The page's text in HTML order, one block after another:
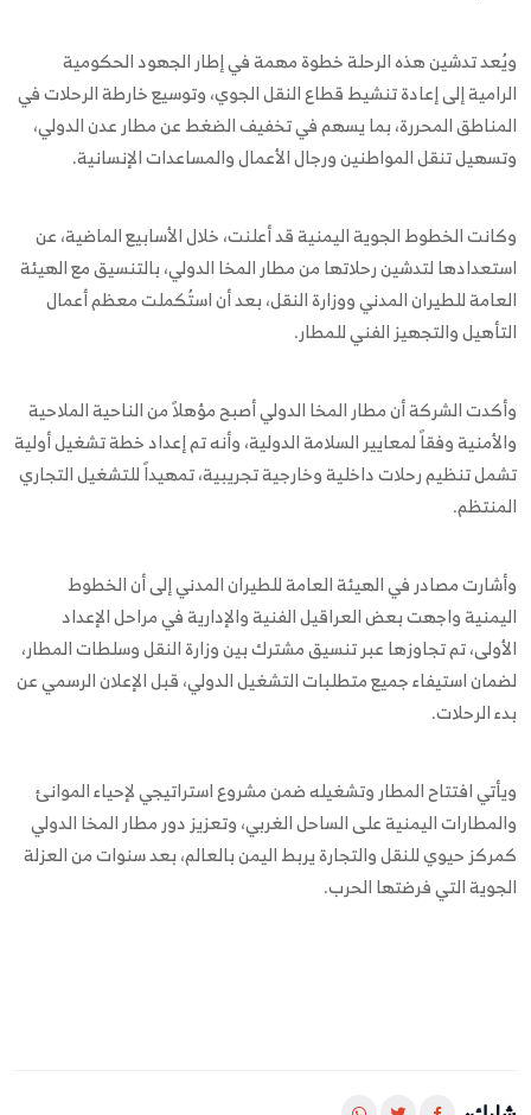
ويُعد تدشين هذه الرحلة خطوة مهمة في إطار الجهود الحكومية
الرامية إلى إعادة تنشيط قطاع النقل الجوي، وتوسيع خارطة الرحلات في
المناطق المحررة، بما يسهم في تخفيف الضغط عن مطار عدن الدولي،
وتسهيل تنقل المواطنين ورجال الأعمال والمساعدات الإنسانية.
وكانت الخطوط الجوية اليمنية قد أعلنت، خلال الأسابيع الماضية، عن
استعدادها لتدشين رحلاتها من مطار المخا الدولي، بالتنسيق مع الهيئة
العامة للطيران المدني ووزارة النقل، بعد أن استُكملت معظم أعمال
التأهيل والتجهيز الفني للمطار.
وأكدت الشركة أن مطار المخا الدولي أصبح مؤهلاً من الناحية الملاحية
والأمنية وفقاً لمعايير السلامة الدولية، وأنه تم إعداد خطة تشغيل أولية
تشمل تنظيم رحلات داخلية وخارجية تجريبية، تمهيداً للتشغيل التجاري
المنتظم.
وأشارت مصادر في الهيئة العامة للطيران المدني إلى أن الخطوط
اليمنية واجهت بعض العراقيل الفنية والإدارية في مراحل الإعداد
الأولى، تم تجاوزها عبر تنسيق مشترك بين وزارة النقل وسلطات المطار،
لضمان استيفاء جميع متطلبات التشغيل الدولي، قبل الإعلان الرسمي عن
بدء الرحلات.
ويأتي افتتاح المطار وتشغيله ضمن مشروع استراتيجي لإحياء الموانئ
والمطارات اليمنية على الساحل الغربي، وتعزيز دور مطار المخا الدولي
كمركز حيوي للنقل والتجارة يربط اليمن بالعالم، بعد سنوات من العزلة
الجوية التي فرضتها الحرب.